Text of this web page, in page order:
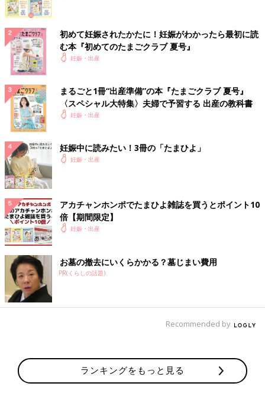
初めて妊娠されたかたに！妊娠がわかったら最初に読
む本『初めてのたまごクラブ 夏号』
妊娠・出産
まるごと1冊“出産準備”の本『たまごクラブ 夏号』
〈スペシャル大特集〉夫婦で予習する 出産の教科書
妊娠・出産
妊娠中に読みたい！3冊の「たまひよ」
妊娠・出産
アカチャンホンポでたまひよ雑誌を買うとポイント10
倍【期間限定】
妊娠・出産
お墓の撤去にいくらかかる？墓じまい費用
PR(くらしの話題)
Recommended by
ランキングをもっと見る